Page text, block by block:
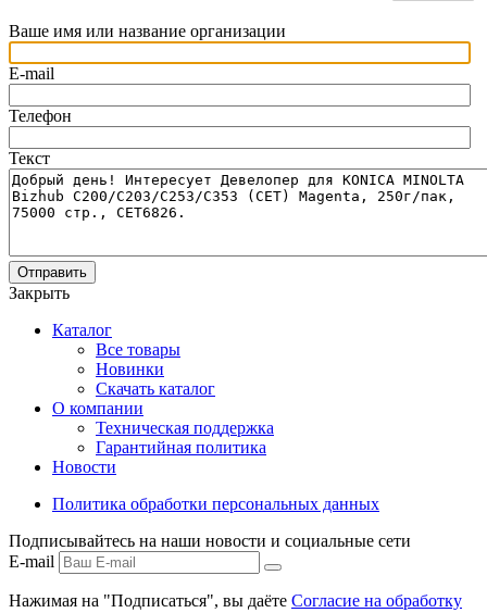
Ваше имя или название организации
E-mail
Телефон
Текст
Отправить
Закрыть
Каталог
Все товары
Новинки
Скачать каталог
О компании
Техническая поддержка
Гарантийная политика
Новости
Политика обработки персональных данных
Подписывайтесь на наши новости и социальные сети
E-mail
Нажимая на "Подписаться", вы даёте Согласие на обработку